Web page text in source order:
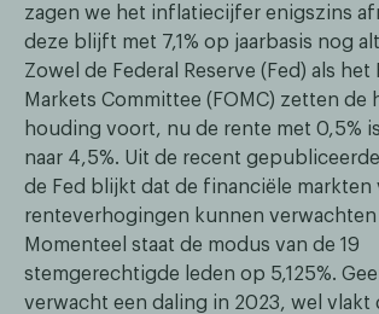
zagen we het inflatiecijfer enigszins
deze blijft met 7,1% op jaarbasis nog
Zowel de Federal Reserve (Fed) als het
Markets Committee (FOMC) zetten de
houding voort, nu de rente met 0,5%
naar 4,5%. Uit de recent
de Fed blijkt dat de financiële markten
renteverhogingen kunnen verwachten
Momenteel staat de modus van de 19
stemgerechtigde leden op 5,125%.
verwacht een daling in 2023, wel vlakt